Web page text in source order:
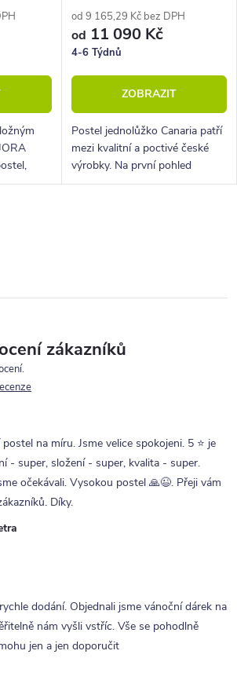
od 9 165,29 Kč bez DPH
od 11 090 Kč
4-6 Týdnů
ZOBRAZIT
Postel jednolůžko Canaria patří
mezi kvalitní a poctivé české
výrobky. Na první pohled
zaujme lehkým elegantním
zákazníků
na míru. Jsme velice spokojeni. 5 ⭐ je
- super, složení - super, kvalita - super.
očekávali. Vysokou postel 🙏😉. Přeji vám
Díky.
dodání. Objednali jsme vánoční dárek na
nám vyšli vstříc. Vše se pohodlně
jen a jen doporučit